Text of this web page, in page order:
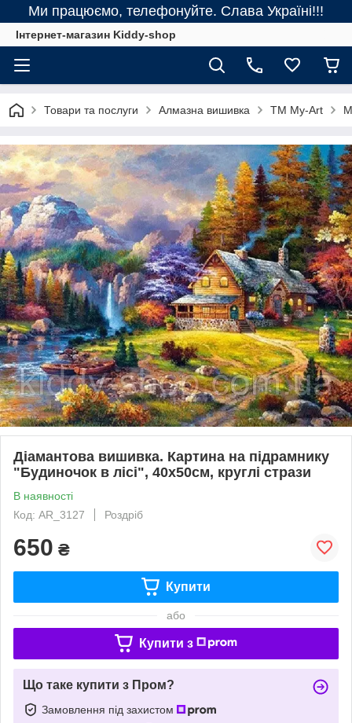
Ми працюємо, телефонуйте. Слава Україні!!!
Інтернет-магазин Kiddy-shop
Товари та послуги Алмазна вишивка ТМ My-Art
Діамантова вишивка. Картина на підрамнику
"Будиночок в лісі", 40х50см, круглі стрази
В наявності
Код: AR_3127
Роздріб
650 ₴
Купити
або
Купити з
Що таке купити з Пром?
Замовлення під захистом